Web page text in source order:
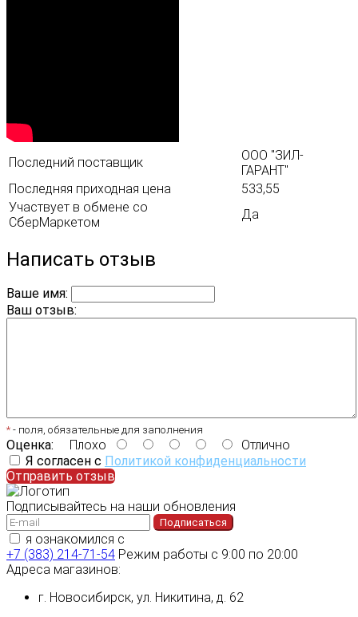
Последний поставщик
ООО "ЗИЛ-
ГАРАНТ"
Последняя приходная цена
533,55
Участвует в обмене со
СберМаркетом
Да
Написать отзыв
Ваше имя:
Ваш отзыв:
* - поля, обязательные для заполнения
Оценка: Плохо
Отлично
Я согласен с Политикой конфиденциальности
Отправить отзыв
Подписывайтесь на наши обновления
Подписаться
я ознакомился с
+7 (383) 214-71-54 Режим работы с 9:00 по 20:00
Адреса магазинов:
г. Новосибирск, ул. Никитина, д. 62